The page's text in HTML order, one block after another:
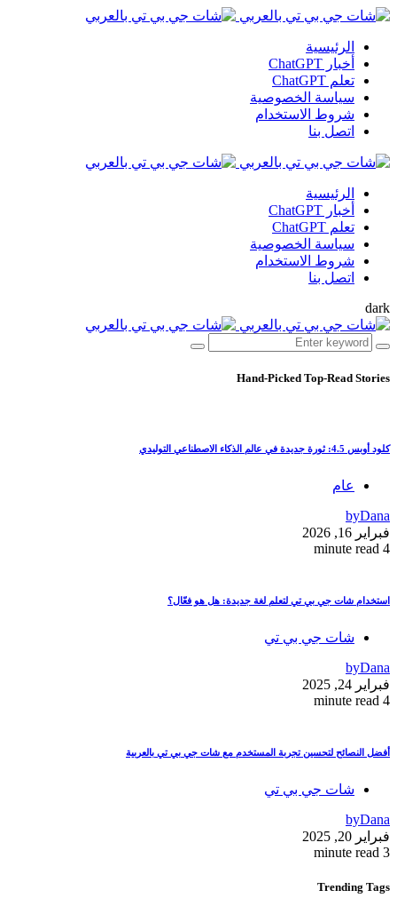
الرئيسية
أخبار ChatGPT
تعلم ChatGPT
سياسة الخصوصية
شروط الاستخدام
اتصل بنا
الرئيسية
أخبار ChatGPT
تعلم ChatGPT
سياسة الخصوصية
شروط الاستخدام
اتصل بنا
dark
Hand-Picked Top-Read Stories
كلود أوبس 4.5: ثورة جديدة في عالم الذكاء الاصطناعي التوليدي
عام
byDana
فبراير 16, 2026
4 minute read
استخدام شات جي بي تي لتعلم لغة جديدة: هل هو فعّال؟
شات جي بي تي
byDana
فبراير 24, 2025
4 minute read
أفضل النصائح لتحسين تجربة المستخدم مع شات جي بي تي بالعربية
شات جي بي تي
byDana
فبراير 20, 2025
3 minute read
Trending Tags